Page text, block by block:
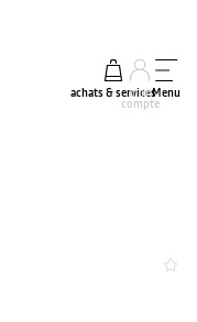
achats & services
mon
compte
Menu